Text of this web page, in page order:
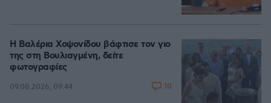
Η Βαλέρια Χοψονίδου βάφτισε τον γιο
της στη Βουλιαγμένη, δείτε
φωτογραφίες
09.08.2026, 09:44 10